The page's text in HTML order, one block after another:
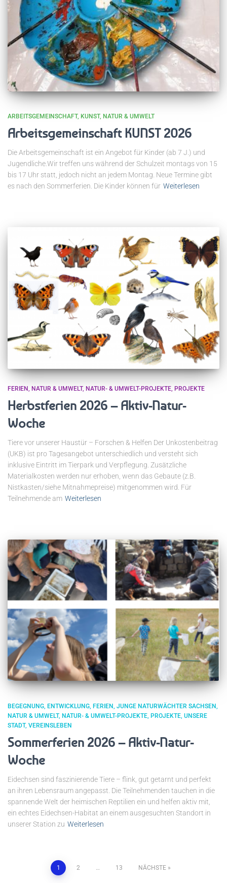
ARBEITSGEMEINSCHAFT KUNST NATUR & UMWELT
Arbeitsgemeinschaft KUNST 2026
Die Arbeitsgemeinschaft ist ein Angebot für Kinder (ab 7 J.) und
Jugendliche.Wir treffen uns während der Schulzeit montags von 15
bis 17 Uhr statt, jedoch nicht an jedem Montag. Neue Termine gibt
es nach den Sommerferien. Die Kinder können für Weiterlesen
FERIEN NATUR & UMWELT NATUR- & UMWELT-PROJEKTE PROJEKTE
Herbstferien 2026 – Aktiv-Natur-
Woche
Tiere vor unserer Haustür – Forschen & Helfen Der Unkostenbeitrag
(UKB) ist pro Tagesangebot unterschiedlich und versteht sich
inklusive Eintritt im Tierpark und Verpflegung. Zusätzliche
Materialkosten werden nur erhoben, wenn das Gebaute (z.B.
Nistkasten/siehe Mitnahmepreise) mitgenommen wird. Für
Teilnehmende am Weiterlesen
BEGEGNUNG ENTWICKLUNG FERIEN JUNGE NATURWÄCHTER SACHSEN
NATUR & UMWELT NATUR- & UMWELT-PROJEKTE PROJEKTE UNSERE
STADT VEREINSLEBEN
Sommerferien 2026 – Aktiv-Natur-
Woche
Eidechsen sind faszinierende Tiere – flink, gut getarnt und perfekt
an ihren Lebensraum angepasst. Die Teilnehmenden tauchen in die
spannende Welt der heimischen Reptilien ein und helfen aktiv mit,
ein echtes Eidechsen-Habitat an einem ausgesuchten Standort in
unserer Station zu Weiterlesen
Seitennummerierung
1 2 13 NÄCHSTE